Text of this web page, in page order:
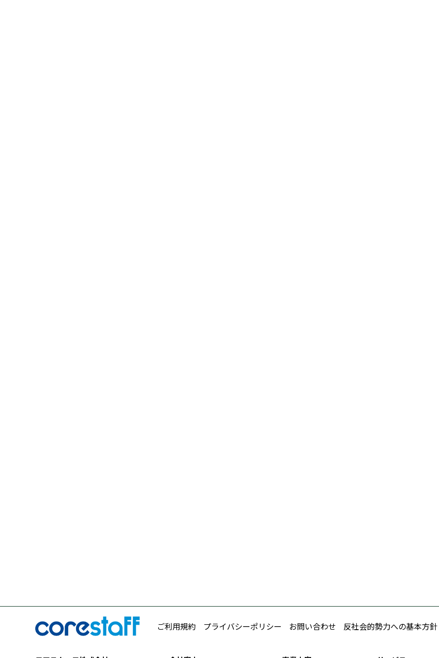
ご利用規約 プライバシーポリシー お問い合わせ 反社会的勢力への基本方針